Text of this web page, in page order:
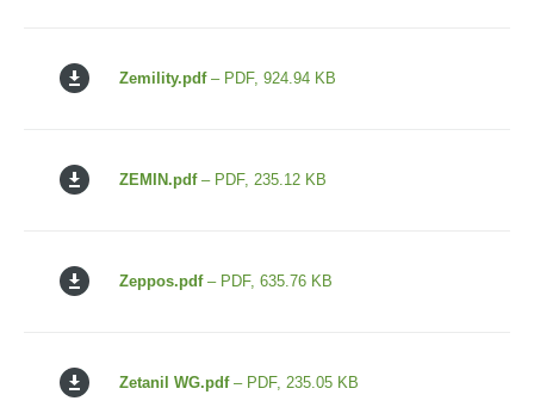
Zemility.pdf– PDF, 924.94 KB
ZEMIN.pdf– PDF, 235.12 KB
Zeppos.pdf– PDF, 635.76 KB
Zetanil WG.pdf– PDF, 235.05 KB